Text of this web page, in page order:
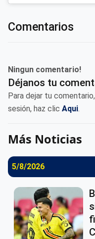
Comentarios
Ningun comentario!
Déjanos tu
Para dejar tu
sesión, haz clic Aqui.
Más Noticias
5/8/2026